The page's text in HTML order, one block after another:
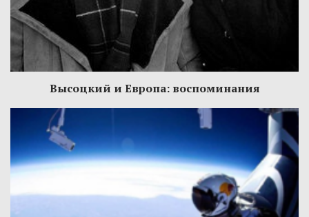
Высоцкий и Европа: воспоминания